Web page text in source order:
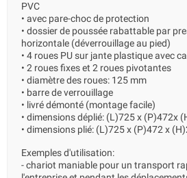
PVC
• avec pare-choc de protection
• dossier de poussée rabattable par
horizontale (déverrouillage au pied)
• 4 roues PU sur jante plastique avec
• 2 roues fixes et 2 roues pivotantes
• diamètre des roues: 125 mm
• barre de verrouillage
• livré démonté (montage facile)
• dimensions déplié: (L)725 x (P)472x
• dimensions plié: (L)725 x (P)472 x
Exemples d'utilisation:
- chariot maniable pour un transport